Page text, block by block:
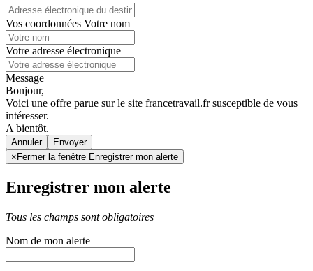
Vos coordonnées Votre nom
Votre adresse électronique
Message
Bonjour,
Voici une offre parue sur le site francetravail.fr susceptible de vous
intéresser.
A bientôt.
Annuler
× Fermer la fenêtre Enregistrer mon alerte
Enregistrer mon alerte
Tous les champs sont obligatoires
Nom de mon alerte